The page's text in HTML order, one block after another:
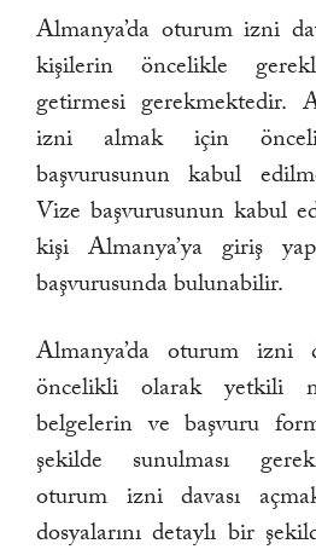
Almanya’da oturum izni
kişilerin öncelikle
getirmesi gerekmektedir.
izni almak için
başvurusunun kabul
Vize başvurusunun kabul
kişi Almanya’ya giriş
başvurusunda bulunabilir.
Almanya’da oturum izni
öncelikli olarak yetkili
belgelerin ve başvuru
şekilde sunulması
oturum izni davası
dosyalarını detaylı bir